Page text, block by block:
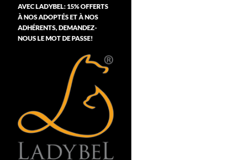
AVEC LADYBEL: 15% OFFERTS
À NOS ADOPTÉS ET À NOS
ADHÉRENTS, DEMANDEZ-
NOUS LE MOT DE PASSE!